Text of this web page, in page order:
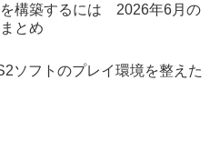
を構築するには 2026年6月の
とめ
ソフトのプレイ環境を整えた